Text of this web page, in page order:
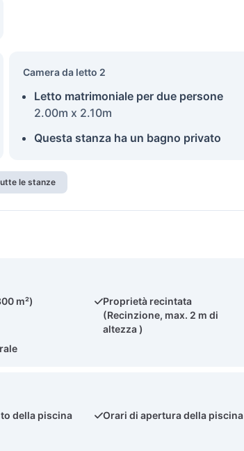
Camera da letto 2
Letto matrimoniale per due persone
2.00m x 2.10m
Questa stanza ha un bagno privato
le stanze
m²)
Proprietà recintata
(Recinzione, max. 2 m di
altezza )
della piscina Orari di apertura della piscina